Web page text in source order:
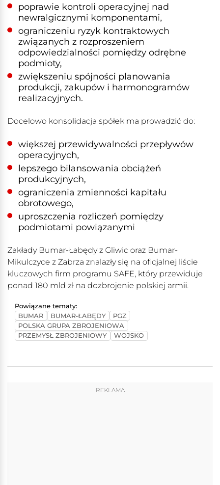
poprawie kontroli operacyjnej nad
newralgicznymi komponentami,
ograniczeniu ryzyk kontraktowych
związanych z rozproszeniem
odpowiedzialności pomiędzy odrębne
podmioty,
zwiększeniu spójności planowania
produkcji, zakupów i harmonogramów
realizacyjnych.
Docelowo konsolidacja spółek ma prowadzić do:
większej przewidywalności przepływów
operacyjnych,
lepszego bilansowania obciążeń
produkcyjnych,
ograniczenia zmienności kapitału
obrotowego,
uproszczenia rozliczeń pomiędzy
podmiotami powiązanymi
Zakłady Bumar-Łabędy z Gliwic oraz Bumar-
Mikulczyce z Zabrza znalazły się na oficjalnej liście
kluczowych firm programu SAFE, który przewiduje
ponad 180 mld zł na dozbrojenie polskiej armii.
Powiązane tematy:
BUMAR
BUMAR-ŁABĘDY
PGZ
POLSKA GRUPA ZBROJENIOWA
PRZEMYSŁ ZBROJENIOWY
WOJSKO
REKLAMA